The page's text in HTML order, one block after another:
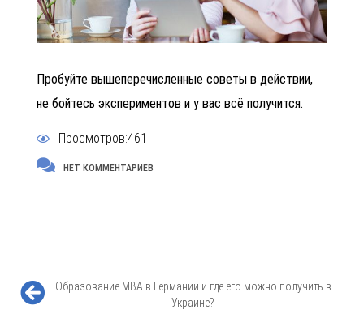
Пробуйте вышеперечисленные советы в действии,
не бойтесь экспериментов и у вас всё получится.
Просмотров:461
НЕТ КОММЕНТАРИЕВ
Образование MBA в Германии и где его можно получить в
Украине?